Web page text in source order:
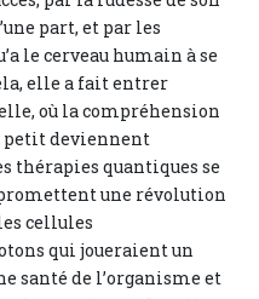
part, et par les
le cerveau humain à se
elle a fait entrer
où la compréhension
deviennent
thérapies quantiques se
une révolution
cellules
qui joueraient un
santé de l’organisme et